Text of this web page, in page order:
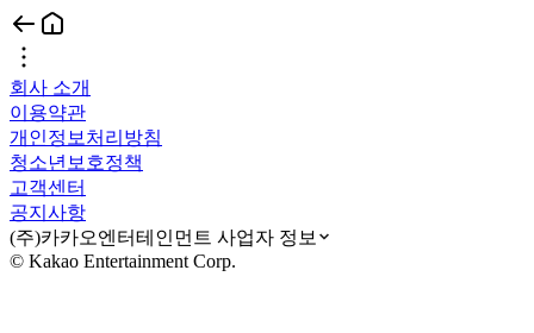
회사 소개
이용약관
개인정보처리방침
청소년보호정책
고객센터
공지사항
(주)카카오엔터테인먼트 사업자 정보
© Kakao Entertainment Corp.